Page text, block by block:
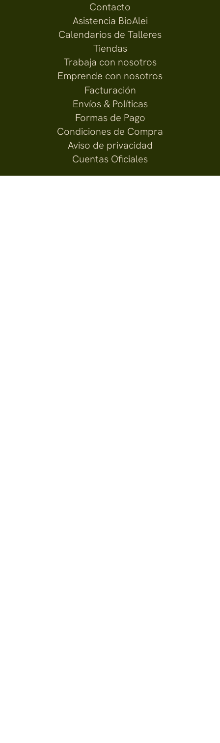
Contacto
Asistencia BioAlei
Calendarios de Talleres
Tiendas
Trabaja con nosotros
Emprende con nosotros
Facturación
Envíos & Políticas
Formas de Pago
Condiciones de Compra
Aviso de privacidad
Cuentas Oficiales